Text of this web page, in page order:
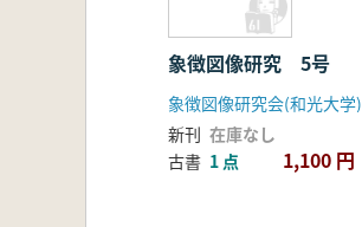
象徴図像研究 5号
象徴図像研究会(和光大学)
新刊 在庫なし
古書 1 点 1,100 円